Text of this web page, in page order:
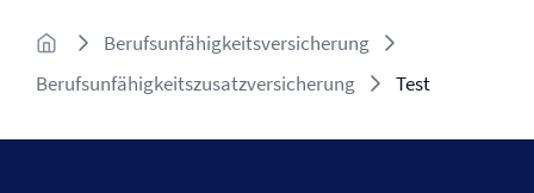
Berufs­unfähigkeits­versicherung
Berufsunfähigkeitszusatzversicherung
Test